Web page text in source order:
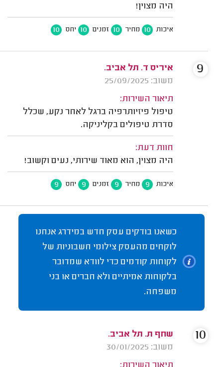
היה מצוין!
איכות 10 מחיר 10 זמנים 10 יחס 10
איריס ד. תל אביב.
משוב: 25/09/2025
תיאור השירות:
טיפול פיזיותרפיה ברגל לאחר נקע, שכלל
סדרת טיפולים בקליניקה.
חוות דעת:
היה מצוין, הוא מאוד שירותי, נעים וקשוב!
איכות 9 מחיר 9 זמנים 9 יחס 9
9
כשאנו בודקים עסק חדש במידרג אנחנו
לוקחים מהעסק צילומי חשבוניות של
לקוחות קודמים כדי לוודא שמדובר
בלקוחות אמיתיים ולא חברים או בני
משפחה.
שחף ת. תל אביב.
משוב: 30/01/2025
10